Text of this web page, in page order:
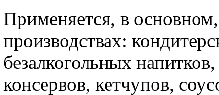
Применяется, в
производствах:
безалкогольных
консервов, кетчупов,